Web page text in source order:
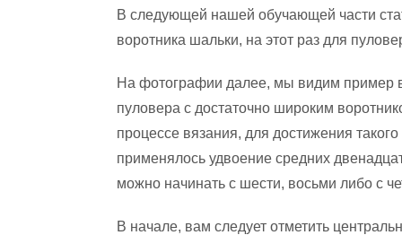
В следующей нашей обучающей части
воротника шальки, на этот раз для
На фотографии далее, мы видим пример
пуловера с достаточно широким
процессе вязания, для достижения
применялось удвоение средних
можно начинать с шести, восьми либо с
В начале, вам следует отметить